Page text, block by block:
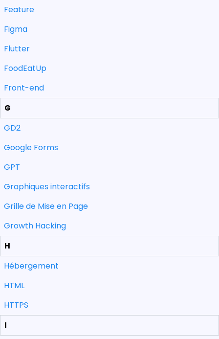
Feature
Figma
Flutter
FoodEatUp
Front-end
G
GD2
Google Forms
GPT
Graphiques interactifs
Grille de Mise en Page
Growth Hacking
H
Hébergement
HTML
HTTPS
I